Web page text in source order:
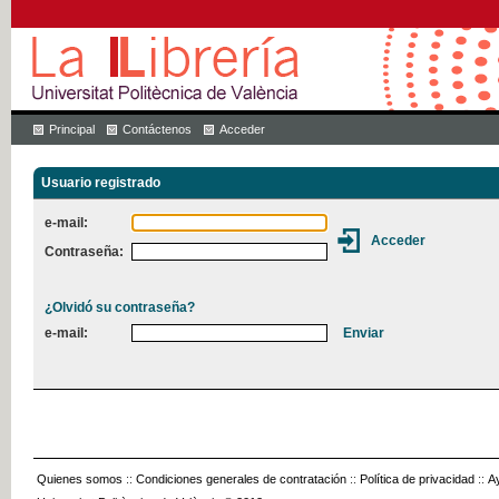
Principal Contáctenos Acceder
Usuario registrado
e-mail:
Contraseña:
¿Olvidó su contraseña?
e-mail:
Quienes somos :: Condiciones generales de contratación :: Política de privacidad ::